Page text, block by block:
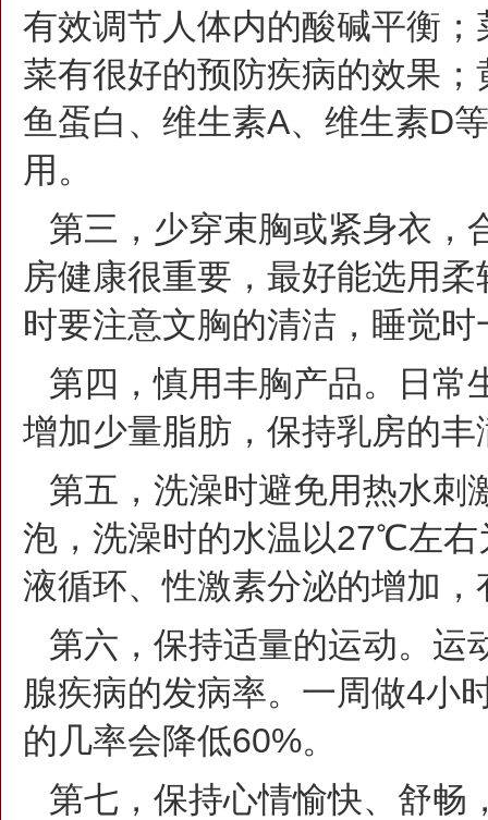
有效调节人体内的酸碱平衡
菜有很好的预防疾病的效果
鱼蛋白、维生素A、维生素D
用。
第三，少穿束胸或紧身衣，
房健康很重要，最好能选用
时要注意文胸的清洁，睡觉
第四，慎用丰胸产品。日常
增加少量脂肪，保持乳房的
第五，洗澡时避免用热水刺
泡，洗澡时的水温以27℃左
液循环、性激素分泌的增加
第六，保持适量的运动。运
腺疾病的发病率。一周做4小
的几率会降低60%。
第七，保持心情愉快、舒畅